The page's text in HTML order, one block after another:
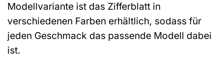
Modellvariante ist das Zifferblatt in
verschiedenen Farben erhältlich, sodass für
jeden Geschmack das passende Modell dabei
ist.